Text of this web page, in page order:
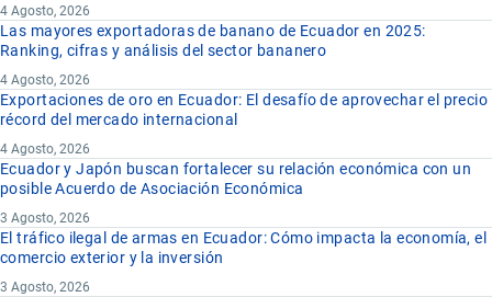
4 Agosto, 2026
Las mayores exportadoras de banano de Ecuador en 2025:
Ranking, cifras y análisis del sector bananero
4 Agosto, 2026
Exportaciones de oro en Ecuador: El desafío de aprovechar el precio
récord del mercado internacional
4 Agosto, 2026
Ecuador y Japón buscan fortalecer su relación económica con un
posible Acuerdo de Asociación Económica
3 Agosto, 2026
El tráfico ilegal de armas en Ecuador: Cómo impacta la economía, el
comercio exterior y la inversión
3 Agosto, 2026